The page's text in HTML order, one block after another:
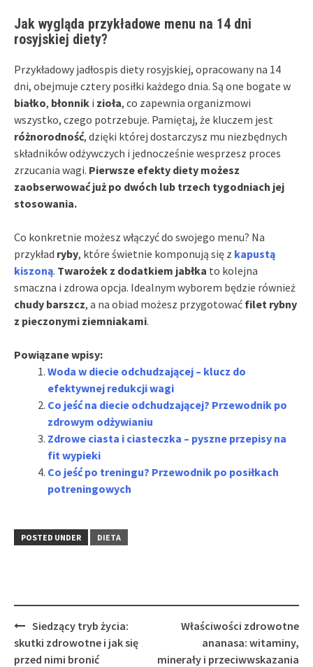
Jak wygląda przykładowe menu na 14 dni
rosyjskiej diety?
Przykładowy jadłospis diety rosyjskiej, opracowany na 14
dni, obejmuje cztery posiłki każdego dnia. Są one bogate w
białko, błonnik i zioła, co zapewnia organizmowi
wszystko, czego potrzebuje. Pamiętaj, że kluczem jest
różnorodność, dzięki której dostarczysz mu niezbędnych
składników odżywczych i jednocześnie wesprzesz proces
zrzucania wagi. Pierwsze efekty diety możesz
zaobserwować już po dwóch lub trzech tygodniach jej
stosowania.
Co konkretnie możesz włączyć do swojego menu? Na
przykład ryby, które świetnie komponują się z kapustą
kiszoną. Twarożek z dodatkiem jabłka to kolejna
smaczna i zdrowa opcja. Idealnym wyborem będzie również
chudy barszcz, a na obiad możesz przygotować filet rybny
z pieczonymi ziemniakami.
Powiązane wpisy:
Woda w diecie odchudzającej – klucz do
efektywnej redukcji wagi
Co jeść na diecie odchudzającej? Przewodnik po
zdrowym odżywianiu
Zdrowe ciasta i ciasteczka – pyszne przepisy na
fit wypieki
Co jeść po treningu? Przewodnik po posiłkach
potreningowych
POSTED UNDER DIETA
Post
navigation
Siedzący tryb życia:
skutki zdrowotne i jak się
przed nimi bronić
Właściwości zdrowotne
ananasa: witaminy,
minerały i przeciwwskazania